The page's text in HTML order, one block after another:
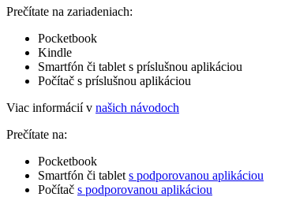
Prečítate na zariadeniach:
Pocketbook
Kindle
Smartfón či tablet s príslušnou aplikáciou
Počítač s príslušnou aplikáciou
Viac informácií v našich návodoch
Prečítate na:
Pocketbook
Smartfón či tablet s podporovanou aplikáciou
Počítač s podporovanou aplikáciou